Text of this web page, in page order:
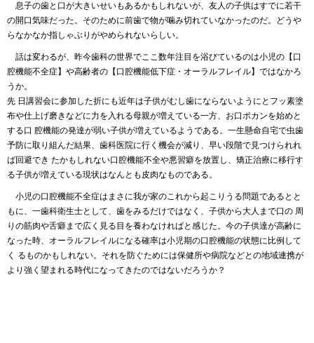
息子の歯と口が大きいせいもあるかもしれないが、友人の子供はすでに若干
の開口気味だった。そのために前歯で物が噛み切れていなかったのだ。どうや
らなかなか指しゃぶりがやめられないらしい。
話は変わるが、昨今歯科の世界でここ数年注目を浴びているのは小児の【口
腔機能不全症】や高齢者の【口腔機能低下症・オーラルフレイル】ではなかろ
うか。
先 日講習会に参加した折にも近年は子供がむし歯にならないようにとフッ素塗
布や仕上げ磨きなどに力を入れる母親が増えている一方、お口ポカンを始めと
する口 腔機能の発達が弱い子供が増えているようである。一生懸命自宅で虫歯
予防に取り組んだ結果、歯科医院に行く機会が減り、早い段階で見つけられれ
ば回避でき たかもしれない口腔機能不全や悪習癖を放置し、矯正治療に移行す
る子供が増えている現状はなんとも皮肉なものである。
小児の口腔機能不全症はまさに我が家のこれから起こりうる問題であるとと
もに、一歯科衛生士として、歯をみるだけではなく、子供から大人まで口の 周
りの筋肉や舌癖まで広く見る目を養わなければと感じた。今の子供達が高齢に
なった時、オーラルフレイルになる確率は小児期の口腔機能の状態に比例して
く るものかもしれない。それを防ぐためには保健所や病院などとの地域連携が
より強く望まれる時代になってきたのではないだろうか？